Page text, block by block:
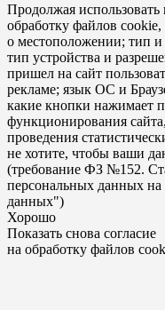
Продолжая использовать
обработку файлов
о местоположении; тип и
тип устройства и
пришел на сайт
рекламе; язык ОС и
какие кнопки нажимает
функционирования
проведения
не хотите, чтобы ваши
(требование ФЗ №152.
персональных данных на
данных")
Хорошо
Показать снова согласие
на обработку файлов